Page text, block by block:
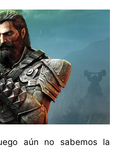
aún no sabemos la